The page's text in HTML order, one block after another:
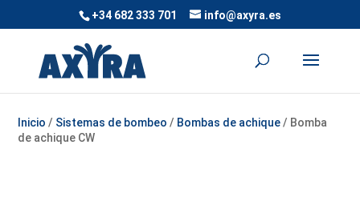
+34 682 333 701 info@axyra.es
Inicio / Sistemas de bombeo / Bombas de achique/ Bomba
de achique CW